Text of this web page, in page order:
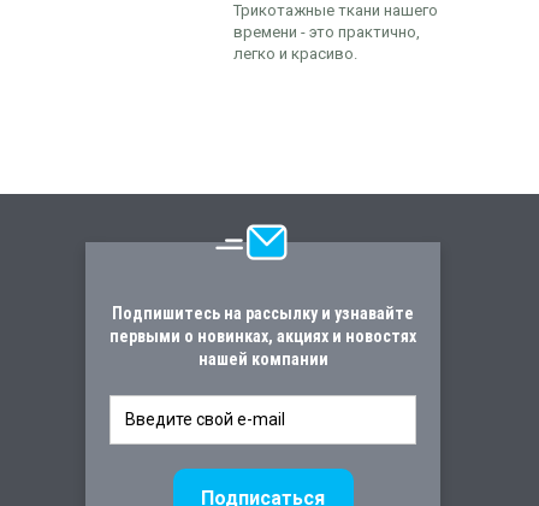
Трикотажные ткани нашего
времени - это практично,
легко и красиво.
Подпишитесь на рассылку и узнавайте
первыми о новинках, акциях и новостях
нашей компании